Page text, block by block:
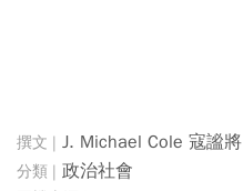
J. Michael Cole 寇謐將
政治社會